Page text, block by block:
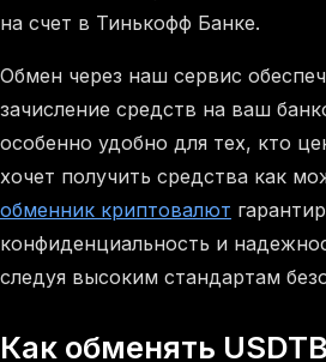
на счет в Тинькофф Банке.
Обмен через наш сервис
зачисление средств на ваш
особенно удобно для тех, кто
хочет получить средства как
обменник криптовалют
конфиденциальность и
следуя высоким стандартам
Как обменять